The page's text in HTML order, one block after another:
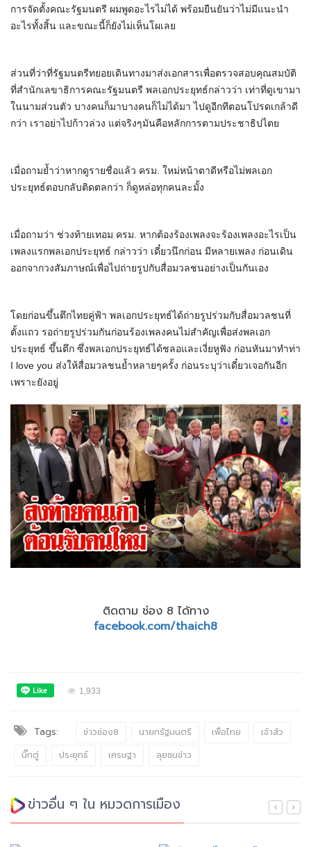
การจัดตั้งคณะรัฐมนตรี ผมพูดอะไรไม่ได้ พร้อมยืนยันว่าไม่มีแนะนำ
อะไรทั้งสิ้น และขณะนี้ก็ยังไม่เห็นโผเลย
ส่วนที่ว่าที่รัฐมนตรีทยอยเดินทางมาส่งเอกสารเพื่อตรวจสอบคุณสมบัติ
ที่สำนักเลขาธิการคณะรัฐมนตรี พลเอกประยุทธ์กล่าวว่า เท่าที่ดูเขามา
ในนามส่วนตัว บางคนก็มาบางคนก็ไม่ได้มา ไปดูอีกทีตอนโปรดเกล้าดี
กว่า เราอย่าไปก้าวล่วง แต่จริงๆมันคือหลักการตามประชาธิปไตย
เมื่อถามย้ำว่าหากดูรายชื่อแล้ว ครม. ใหม่หน้าตาดีหรือไม่พลเอก
ประยุทธ์ตอบกลับติดตลกว่า ก็ดูหล่อทุกคนละมั้ง
เมื่อถามว่า ช่วงท้ายเทอม ครม. หากต้องร้องเพลงจะร้องเพลงอะไรเป็น
เพลงแรก​พลเอกประยุทธ์​ กล่าวว่า เดี๋ยวนึกก่อน​ มีหลายเพลง ก่อนเดิน
ออกจากวงสัมภาษณ์เพื่อไปถ่ายรูปกับสื่อมวลชนอย่างเป็นกันเอง
โดยก่อนขึ้นตึกไทยคู่ฟ้า พลเอกประยุทธ์ได้ถ่ายรูปร่วมกับสื่อมวลชนที่
ตั้งแถว รอถ่ายรูปร่วมกันก่อนร้องเพลงคนไม่สำคัญเพื่อส่งพลเอก
ประยุทธ์​ ขึ้นตึก ซึ่งพลเอกประยุทธ์ได้ชลอและเงี่ยหูฟัง ก่อนหันมาทำท่า
I love you ส่งให้สื่อมวลชนย้ำหลายๆครั้ง​ ก่อนระบุว่าเดี๋ยวเจอกันอีก
เพราะยังอยู่
ติดตาม ช่อง 8 ได้ทาง
facebook.com/thaich8
1,933
Tags: ข่าวช่อง8 นายกรัฐมนตรี เพื่อไทย
เจ้าสัว
บิ๊กตู่
ประยุทธ์ เศรษฐา ลุยชนข่าว
ข่าวอื่น ๆ ใน หมวดการเมือง